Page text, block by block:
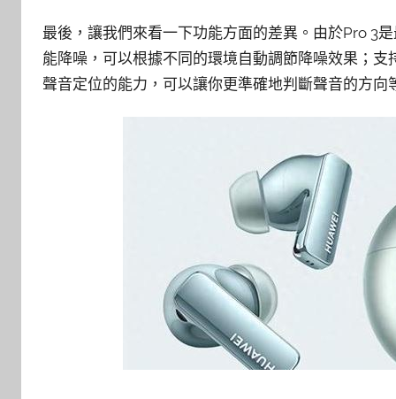
最後，讓我們來看一下功能方面的差異。由於Pro 3
能降噪，可以根據不同的環境自動調節降噪效果；
聲音定位的能力，可以讓你更準確地判斷聲音的方